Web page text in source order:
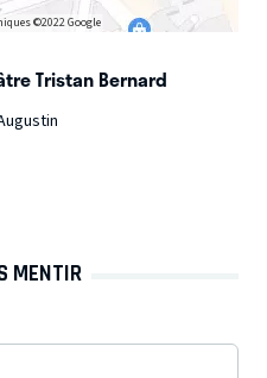
©2022 Google
Tristan Bernard
MENTIR